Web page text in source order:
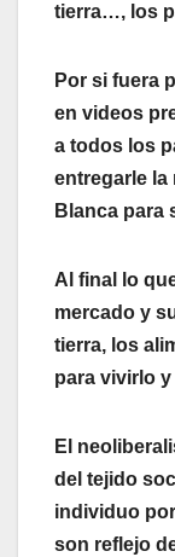
tierra…, los
Por si fuera
en videos
a todos los
entregarle la
Blanca para
Al final lo
mercado y
tierra, los
para vivirlo
El
del tejido
individuo
son reflejo